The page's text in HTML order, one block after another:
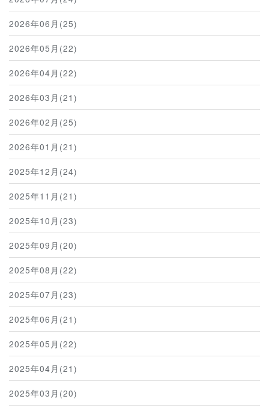
2026年06月(25)
2026年05月(22)
2026年04月(22)
2026年03月(21)
2026年02月(25)
2026年01月(21)
2025年12月(24)
2025年11月(21)
2025年10月(23)
2025年09月(20)
2025年08月(22)
2025年07月(23)
2025年06月(21)
2025年05月(22)
2025年04月(21)
2025年03月(20)